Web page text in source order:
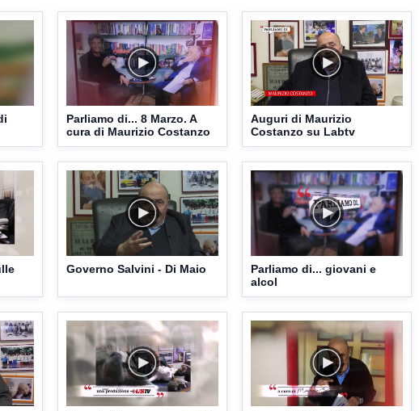
Parliamo di... 8 Marzo. A
cura di Maurizio Costanzo
Auguri di Maurizio
Costanzo su Labtv
Governo Salvini - Di Maio
Parliamo di... giovani e
alcol